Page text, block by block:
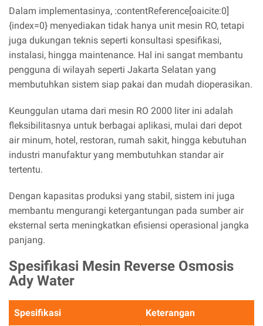
Dalam implementasinya, :contentReference[oaicite:0]
{index=0} menyediakan tidak hanya unit mesin RO, tetapi
juga dukungan teknis seperti konsultasi spesifikasi,
instalasi, hingga maintenance. Hal ini sangat membantu
pengguna di wilayah seperti Jakarta Selatan yang
membutuhkan sistem siap pakai dan mudah dioperasikan.
Keunggulan utama dari mesin RO 2000 liter ini adalah
fleksibilitasnya untuk berbagai aplikasi, mulai dari depot
air minum, hotel, restoran, rumah sakit, hingga kebutuhan
industri manufaktur yang membutuhkan standar air
tertentu.
Dengan kapasitas produksi yang stabil, sistem ini juga
membantu mengurangi ketergantungan pada sumber air
eksternal serta meningkatkan efisiensi operasional jangka
panjang.
Spesifikasi Mesin Reverse Osmosis
Ady Water
Spesifikasi Keterangan